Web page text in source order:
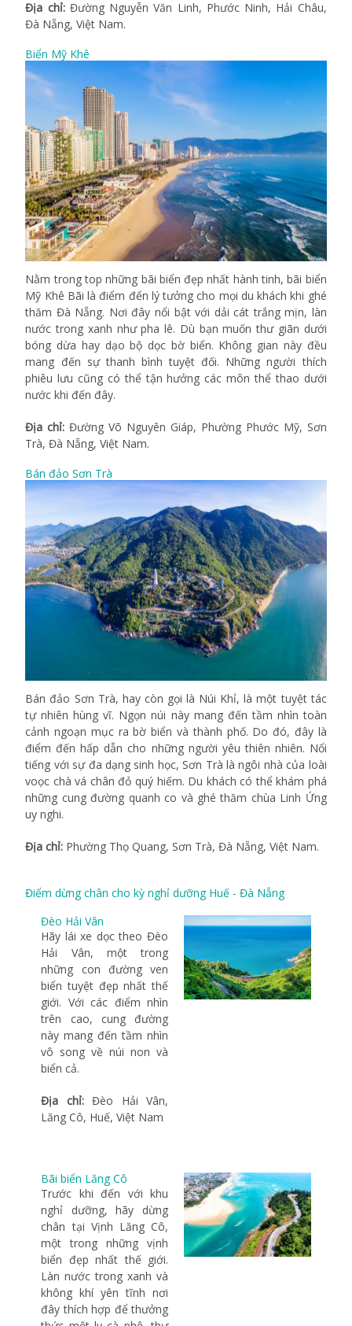
Địa chỉ: Đường Nguyễn Văn Linh, Phước Ninh, Hải Châu,
Đà Nẵng, Việt Nam.
Biển Mỹ Khê
Nằm trong top những bãi biển đẹp nhất hành tinh, bãi biển
Mỹ Khê Bãi là điểm đến lý tưởng cho mọi du khách khi ghé
thăm Đà Nẵng. Nơi đây nổi bật với dải cát trắng mịn, làn
nước trong xanh như pha lê. Dù bạn muốn thư giãn dưới
bóng dừa hay dạo bộ dọc bờ biển. Không gian này đều
mang đến sự thanh bình tuyệt đối. Những người thích
phiêu lưu cũng có thể tận hưởng các môn thể thao dưới
nước khi đến đây.
Địa chỉ: Đường Võ Nguyên Giáp, Phường Phước Mỹ, Sơn
Trà, Đà Nẵng, Việt Nam.
Bán đảo Sơn Trà
Bán đảo Sơn Trà, hay còn gọi là Núi Khỉ, là một tuyệt tác
tự nhiên hùng vĩ. Ngọn núi này mang đến tầm nhìn toàn
cảnh ngoạn mục ra bờ biển và thành phố. Do đó, đây là
điểm đến hấp dẫn cho những người yêu thiên nhiên. Nổi
tiếng với sự đa dạng sinh học, Sơn Trà là ngôi nhà của loài
voọc chà vá chân đỏ quý hiếm. Du khách có thể khám phá
những cung đường quanh co và ghé thăm chùa Linh Ứng
uy nghi.
Địa chỉ: Phường Thọ Quang, Sơn Trà, Đà Nẵng, Việt Nam.
Điểm dừng chân cho kỳ nghỉ dưỡng Huế - Đà Nẵng
Đèo Hải Vân
Hãy lái xe dọc theo Đèo
Hải Vân, một trong
những con đường ven
biển tuyệt đẹp nhất thế
giới. Với các điểm nhìn
trên cao, cung đường
này mang đến tầm nhìn
vô song về núi non và
biển cả.
Địa chỉ:Đèo Hải Vân,
Lăng Cô, Huế, Việt Nam
Bãi biển Lăng Cô
Trước khi đến với khu
nghỉ dưỡng, hãy dừng
chân tại Vịnh Lăng Cô,
một trong những vịnh
biển đẹp nhất thế giới.
Làn nước trong xanh và
không khí yên tĩnh nơi
đây thích hợp để thưởng